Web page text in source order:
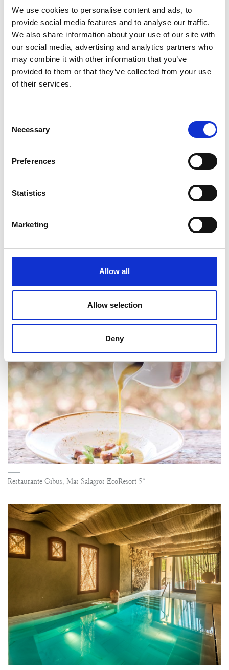
We use cookies to personalise content and ads, to
provide social media features and to analyse our traffic.
We also share information about your use of our site with
our social media, advertising and analytics partners who
may combine it with other information that you’ve
provided to them or that they’ve collected from your use
of their services.
Selection
Necessary
Preferences
Statistics
Marketing
Allow all
Allow selection
Deny
Hay una oferta tan amplia en la Ciudad Condal que, en
cualquier momento del año, puedes entretenerte con tu música
favorita. Disfruta de un concierto de jazz en Barcelona y
descansa en nuestro EcoResortpara vivir una experiencia
completa que no podrás olvidar.
Restaurante Cibus, Mas Salagros EcoResort 5*